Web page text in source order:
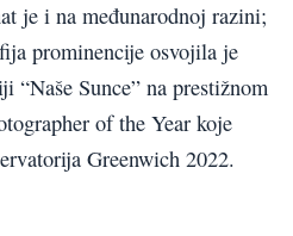
je i na međunarodnoj razini;
prominencije osvojila je
“Naše Sunce” na prestižnom
of the Year koje
Greenwich 2022.